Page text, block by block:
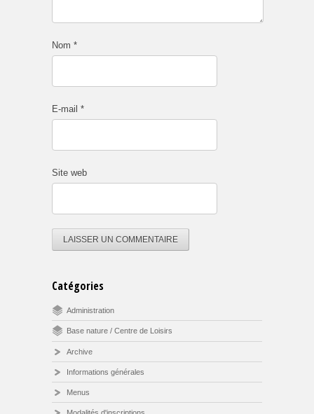
Nom *
E-mail *
Site web
Catégories
Administration
Base nature / Centre de Loisirs
Archive
Informations générales
Menus